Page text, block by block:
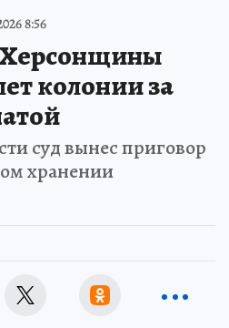
8:56
колонии за
суд вынес приговор
хранении